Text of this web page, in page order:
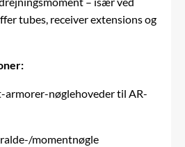
tubes, receiver extensions og
armorer-nøglehoveder til AR-
momentnøgle